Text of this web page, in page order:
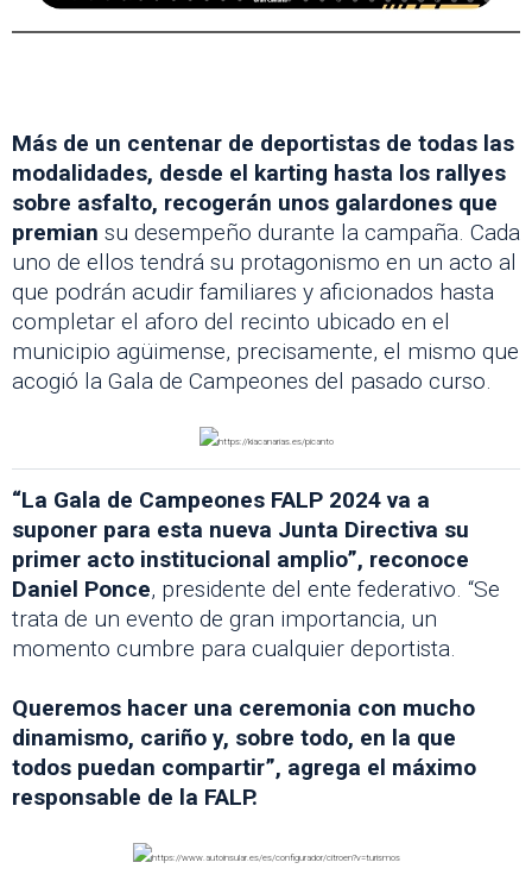
Más de un centenar de deportistas de todas las
modalidades, desde el karting hasta los rallyes
sobre asfalto, recogerán unos galardones que
premian su desempeño durante la campaña. Cada
uno de ellos tendrá su protagonismo en un acto al
que podrán acudir familiares y aficionados hasta
completar el aforo del recinto ubicado en el
municipio agüimense, precisamente, el mismo que
acogió la Gala de Campeones del pasado curso.
“La Gala de Campeones FALP 2024 va a
suponer para esta nueva Junta Directiva su
primer acto institucional amplio”, reconoce
Daniel Ponce, presidente del ente federativo. “Se
trata de un evento de gran importancia, un
momento cumbre para cualquier deportista.
Queremos hacer una ceremonia con mucho
dinamismo, cariño y, sobre todo, en la que
todos puedan compartir”, agrega el máximo
responsable de la FALP.